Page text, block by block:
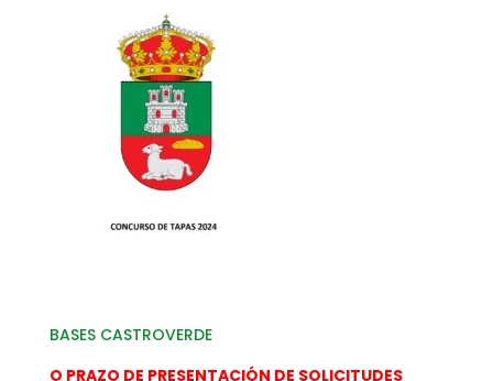
BASES CASTROVERDE
O PRAZO DE PRESENTACIÓN DE SOLICITUDES